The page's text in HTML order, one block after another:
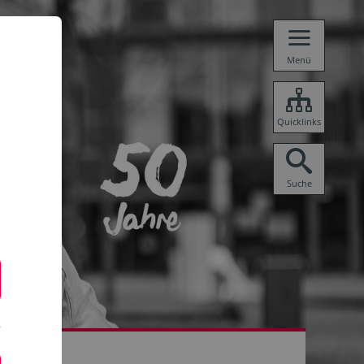
Menü
Quicklinks
Suche